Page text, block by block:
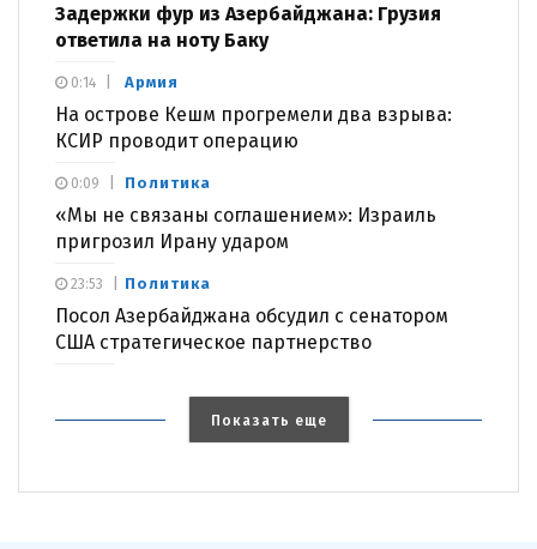
Задержки фур из Азербайджана: Грузия
ответила на ноту Баку
Армия
На острове Кешм прогремели два взрыва:
КСИР проводит операцию
0:14
Политика
«Мы не связаны соглашением»: Израиль
пригрозил Ирану ударом
0:09
Политика
Посол Азербайджана обсудил с сенатором
США стратегическое партнерство
23:53
Показать еще